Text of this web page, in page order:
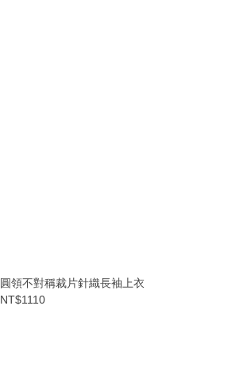
圓領不對稱裁片針織長袖上衣
NT$1110